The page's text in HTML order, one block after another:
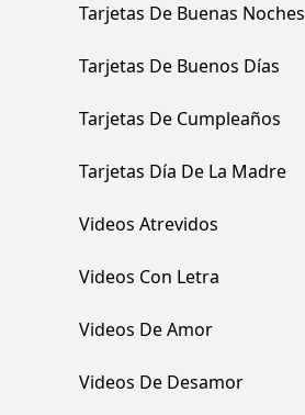
Tarjetas De Buenas Noches
Tarjetas De Buenos Días
Tarjetas De Cumpleaños
Tarjetas Día De La Madre
Videos Atrevidos
Videos Con Letra
Videos De Amor
Videos De Desamor